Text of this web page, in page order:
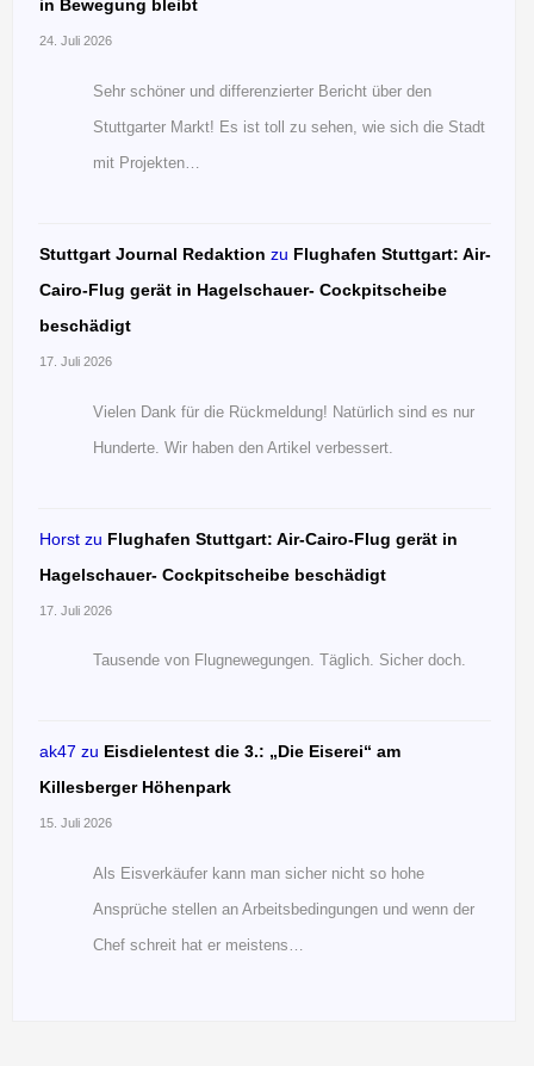
in Bewegung bleibt
24. Juli 2026
Sehr schöner und differenzierter Bericht über den
Stuttgarter Markt! Es ist toll zu sehen, wie sich die Stadt
mit Projekten…
Stuttgart Journal Redaktion zu Flughafen Stuttgart: Air-
Cairo-Flug gerät in Hagelschauer- Cockpitscheibe
beschädigt
17. Juli 2026
Vielen Dank für die Rückmeldung! Natürlich sind es nur
Hunderte. Wir haben den Artikel verbessert.
Horst zu Flughafen Stuttgart: Air-Cairo-Flug gerät in
Hagelschauer- Cockpitscheibe beschädigt
17. Juli 2026
Tausende von Flugnewegungen. Täglich. Sicher doch.
ak47 zu Eisdielentest die 3.: „Die Eiserei“ am
Killesberger Höhenpark
15. Juli 2026
Als Eisverkäufer kann man sicher nicht so hohe
Ansprüche stellen an Arbeitsbedingungen und wenn der
Chef schreit hat er meistens…